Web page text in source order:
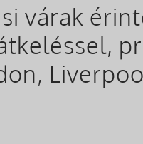
várak